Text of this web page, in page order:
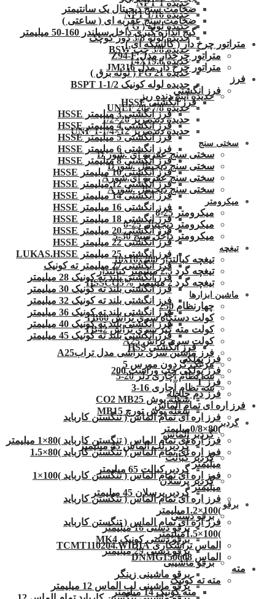
حدیده NPT 1
حدیده 1/16 NPT
حدیده لوله ( G )
حدیده لوله 3/8 دور کوچک
حدیده 3/8 چپ BSW
حدیده 14X19.8
حدیده 21 PG ( لوله برق )
حدیده لوله کونیک 1/2-1 BSPT
حدیده اینچ دنده ریز
حدیده UNEF 20×7/8
حدیده دنده ریز 20×1/2
حدیده دنده ریز 12×1/4-1 UNF
سختی سنج
سختی سنج عقربه ای .شور D
سختی سنج دیجیتال .شورD
سختی سنج عقربه ای.شورA
سختی سنج دیجیتال .شورA
میکرومتر
میکرومتر 25-0
میکرومتر دیجیتال 25-0
میکرومتر داخل سنج 30-5
تیغچه
تیغچه کبالتدار 10x10x200
تیغچه گرد 2.5 میلیمتر کبالتدار
تیغچه گرد 2 میلیمتر HSSCO5%
ماشین ابزارها
چهارنظام 250
کولت دستگاه سری تراش TB60
کولت مته گیر سری تراش TB42
کولت سری تراش A25
فرز ماشین سری تراشی مدل ترابA25
مرغک گردون مورس 5
سه نظام آچاری دلر 20-5
سه نظام آچاری 16-3
شعله پوش CO2 MB25
شعله پوش تورچ MB15
گردبر
گردبر الماس
گردبر لب الماس 45 میلیمتر
گردبر کبالت
گردبر کبالت 65 میلیمتر
گردبر پرسلان
گردبر پرسلان 45 میلیمتر
برقو
برقو دستی
برقو دستی 16 میلیمتر
برقو دستی کونیک MK4
برقو دستی 29 میلیمتر
برقو ماشینی
برقو ماشینی زینگر
برقو ماشینی لب الماس 12 میلیمتر
ضخامت سنج دیجیتال یک سانتیمتر
ضخامت سنج عقربه ای ( ساعتی )
گیج اندازه گیری داخل سیلندر 160-50 میلیمتر
متراتور چرخ دار ( کالسکه ای )
متراتور چرخدار مدل Z94-F
متراتور چرخ دار مدل JM316
فرز
فرز انگشتی
فرز انگشتی HSSE
فرز انگشتی 3 میلیمتر HSSE
فرز انگشتی 4 میلیمتر HSSE
فرز انگشتی 5 میلیمتر HSSE
فرز انگشتی 6 میلیمتر HSSE
فرز انگشتی 8 میلیمتر HSSE
فرز انگشتی 10 میلیمتر HSSE
فرز انگشتی 12 میلیمتر HSSE
فرز انگشتی 14 میلیمتر HSSE
فرز انگشتی 16 میلیمتر HSSE
فرز انگشتی 18 میلیمتر HSSE
فرز انگشتی 20 میلیمتر HSSE
فرز انگشتی 22 میلیمتر HSSE
فرز انگشتی 25 میلیمتر LUKAS.HSSE
فرز انگشتی 27 میلیمتر ته کونیک
فرز انگشتی بلند ته کونیک 28 میلیمتر
فرز انگشتی بلند ته کونیک 30 میلیمتر
فرز انگشتی بلند ته کونیک 32 میلیمتر
فرز انگشتی بلند ته کونیک 36 میلیمتر
فرز انگشتی بلند ته کونیک 40 میلیمتر
فرز انگشتی بلند ته کونیک 45 میلیمتر
فرز انگشتی HSS
فرز پولکی
فرز پولکی چپ وراست 200
فرز T
فرز دم چلچله
فرز اره ای تمام الماس
فرز اره ای تمام الماس ( تنگستن کارباید
)80×0/8میلیمتر
فرز اره ای تمام الماس ( تنگستن کارباید )80×1 میلیمتر
فرز اره ای تمام الماس ( تنگستن کارباید )80×1.5
میلیمتر
فرز اره ای تمام الماس ( تنگستن کارباید )100×1
میلیمتر
فرز اره ای تمام الماس ( تنگستن کارباید
)100×1.2میلیمتر
فرز اره ای تمام الماس ( تنگستن کارباید
)100×1.5میلیمتر
الماس تراشکاری TCMT110204.WIDIA
الماس DNMG150608
مته
مته ته کونیک
مته کونیک 14 میلیمتر